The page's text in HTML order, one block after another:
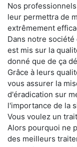
Nos
leur permettra de
extrêmement
Dans notre
est mis sur la
donné que de ça
Grâce à leurs
vous assurer la
d'éradication sur
l'importance de la
Vous voulez un
Alors pourquoi ne
des meilleurs